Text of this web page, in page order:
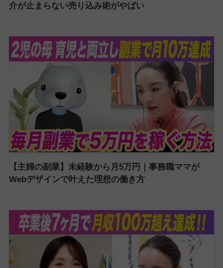
介が止まらない売り込み術がやばい
【主婦の副業】未経験から月5万円｜事務職ママが
Webデザインで叶えた理想の働き方